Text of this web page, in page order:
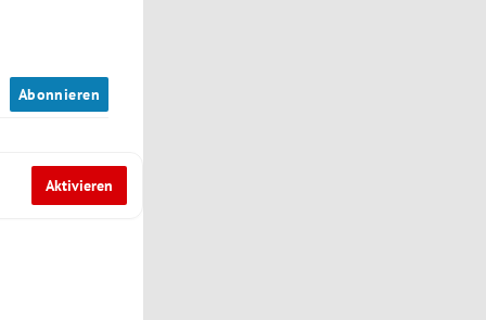
Abonnieren
Aktivieren